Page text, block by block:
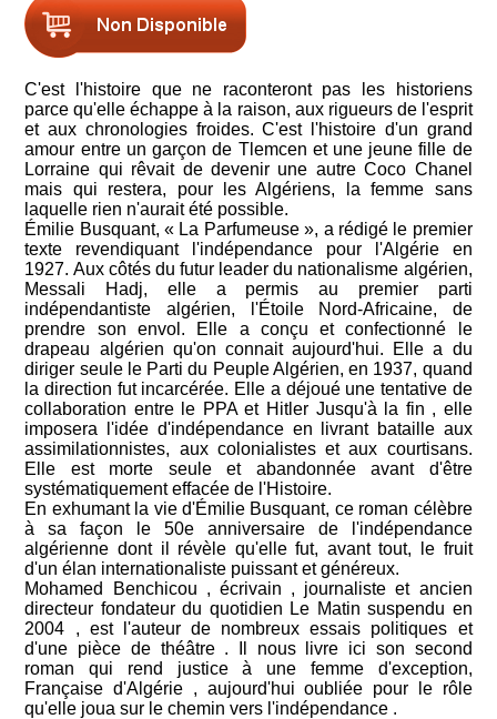
C'est l'histoire que ne raconteront pas les historiens
parce qu'elle échappe à la raison, aux rigueurs de l'esprit
et aux chronologies froides. C'est l'histoire d'un grand
amour entre un garçon de Tlemcen et une jeune fille de
Lorraine qui rêvait de devenir une autre Coco Chanel
mais qui restera, pour les Algériens, la femme sans
laquelle rien n'aurait été possible.
Émilie Busquant, « La Parfumeuse », a rédigé le premier
texte revendiquant l'indépendance pour l'Algérie en
1927. Aux côtés du futur leader du nationalisme algérien,
Messali Hadj, elle a permis au premier parti
indépendantiste algérien, l'Étoile Nord-Africaine, de
prendre son envol. Elle a conçu et confectionné le
drapeau algérien qu'on connait aujourd'hui. Elle a du
diriger seule le Parti du Peuple Algérien, en 1937, quand
la direction fut incarcérée. Elle a déjoué une tentative de
collaboration entre le PPA et Hitler Jusqu'à la fin , elle
imposera l'idée d'indépendance en livrant bataille aux
assimilationnistes, aux colonialistes et aux courtisans.
Elle est morte seule et abandonnée avant d'être
systématiquement effacée de l'Histoire.
En exhumant la vie d'Émilie Busquant, ce roman célèbre
à sa façon le 50e anniversaire de l'indépendance
algérienne dont il révèle qu'elle fut, avant tout, le fruit
d'un élan internationaliste puissant et généreux.
Mohamed Benchicou , écrivain , journaliste et ancien
directeur fondateur du quotidien Le Matin suspendu en
2004 , est l'auteur de nombreux essais politiques et
d'une pièce de théâtre . Il nous livre ici son second
roman qui rend justice à une femme d'exception,
Française d'Algérie , aujourd'hui oubliée pour le rôle
qu'elle joua sur le chemin vers l'indépendance .